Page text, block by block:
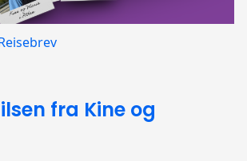
fra Kine og